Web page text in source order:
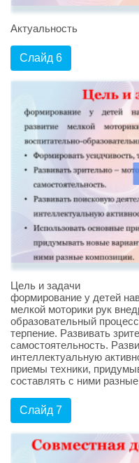
Актуальность
Слайд 6
Цель и задачи
формирование у детей
мелкой моторики рук
образовательный
терпение. Развивать
самостоятельность.
интеллектуальную
приемы техники,
составлять с ними
Слайд 7